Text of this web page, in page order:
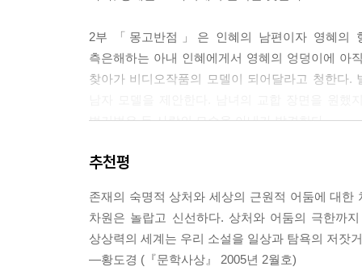
2부 「몽고반점」은 인혜의 남편이자 영혜의
측은해하는 아내 인혜에게서 영혜의 엉덩이에 아
찾아가 비디오작품의 모델이 되어달라고 청한다.
벌거벗은 두 사람의 모습을 아내가 발견한다.
3부 「나무 불꽃」은, 처제와의 부정 이후에 종
나뭇가지처럼 말라가는 영혜를 만나고, 영혜는
인혜는 영혜를 큰병원으로 데리고 가기로 결심한다.
영혜를 둘러싼 세 인물, 영혜의 남편?형부?언니
추천평
존재의 숙명적 상처와 세상의 근원적 어둠에 대
차원은 놀랍고 신선하다. 상처와 어둠의 극한까
상상력의 세계는 우리 소설을 일상과 탐욕의 저잣
―황도경 (『문학사상』 2005년 2월호)